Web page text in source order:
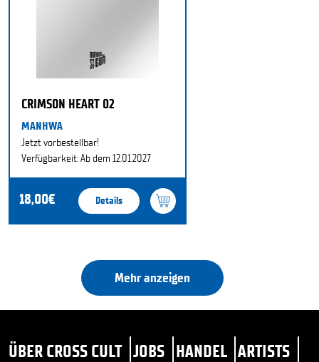
CRIMSON HEART 02
MANHWA
Jetzt vorbestellbar!
Verfügbarkeit: Ab dem 12.01.2027
18,00€ Details
Mehr anzeigen
ÜBER CROSS CULT JOBS HANDEL ARTISTS